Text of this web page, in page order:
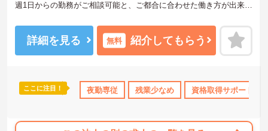
無資格OK 年間休日110日以上 資格取得サポート 研修制度
週1日からの勤務がご相談可能と、ご都合に合わせた働き方が出来ま
また、ミニボーナスがありますので頑張りを評価して下さいます！
ご興味のある方には、面接対策ポイントなど、さらに詳細をお話し
いたしますので、お気軽にご相談ください。
詳細を見る 無料 紹介してもらう
ここに注目！ 夜勤専従 残業少なめ 資格取得サポート